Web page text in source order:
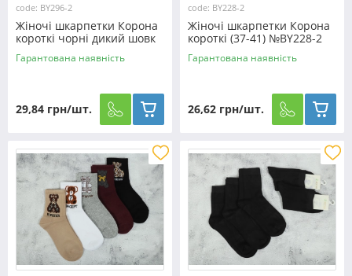
code: BY296-2
Жіночі шкарпетки Корона
короткі чорні дикий шовк
(36-41) №BY296-2
Гарантована наявність
29,84 грн/шт.
code: BY228-2
Жіночі шкарпетки Корона
короткі (37-41) №BY228-2
Гарантована наявність
26,62 грн/шт.